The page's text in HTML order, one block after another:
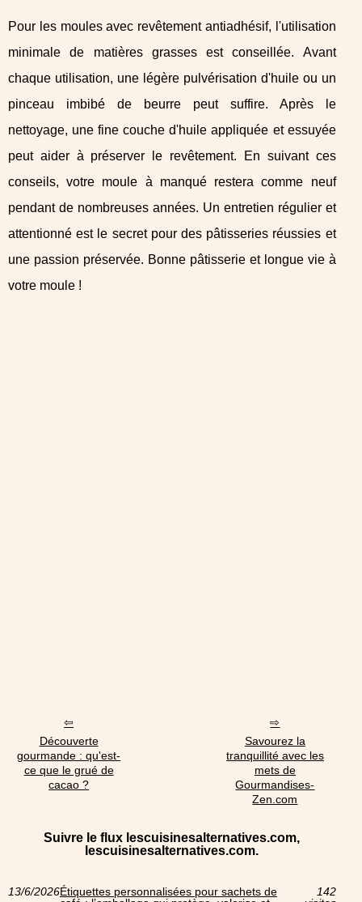
Pour les moules avec revêtement antiadhésif, l'utilisation
minimale de matières grasses est conseillée. Avant
chaque utilisation, une légère pulvérisation d'huile ou un
pinceau imbibé de beurre peut suffire. Après le
nettoyage, une fine couche d'huile appliquée et essuyée
peut aider à préserver le revêtement. En suivant ces
conseils, votre moule à manqué restera comme neuf
pendant de nombreuses années. Un entretien régulier et
attentionné est le secret pour des pâtisseries réussies et
une passion préservée. Bonne pâtisserie et longue vie à
votre moule !
Découverte
gourmande : qu'est-
ce que le grué de
cacao ?
Savourez la
tranquillité avec les
mets de
Gourmandises-
Zen.com
Suivre le flux lescuisinesalternatives.com,
lescuisinesalternatives.com.
13/6/2026Étiquettes personnalisées pour sachets de
142